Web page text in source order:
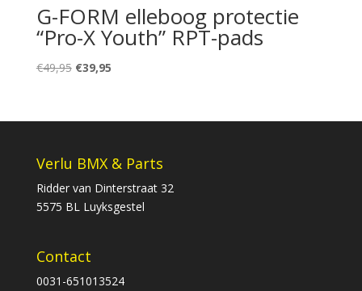
G-FORM elleboog protectie
“Pro-X Youth” RPT-pads
€49,95 Oorspronkelijke
€49,95.
€39,95Huidige
€39,95.
Verlu BMX & Parts
Ridder van Dinterstraat 32
5575 BL Luyksgestel
Contact
0031-651013524